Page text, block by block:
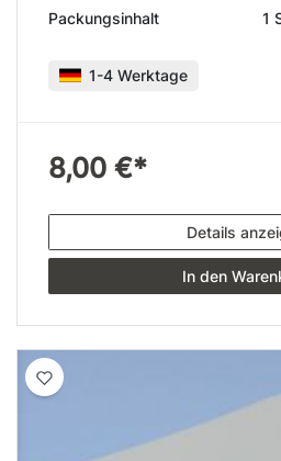
Packungsinhalt 1
1-4 Werktage
8,00 €*
Details
In den